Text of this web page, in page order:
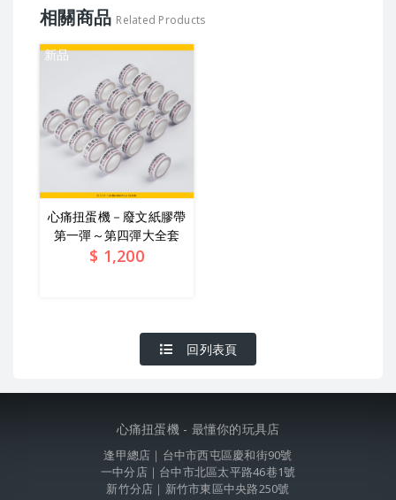
相關商品 Related Products
心痛扭蛋機－廢文紙膠帶
第一彈～第四彈大全套
新品
$ 1,200
回列表頁
心痛扭蛋機 - 最懂你的玩具店
逢甲總店｜台中市西屯區慶和街90號
一中分店｜台中市北區太平路46巷1號
新竹分店｜新竹市東區中央路250號